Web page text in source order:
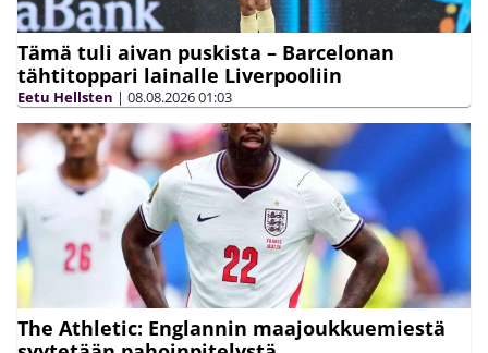
Tämä tuli aivan puskista – Barcelonan
tähtitoppari lainalle Liverpooliin
Eetu Hellsten | 08.08.202601:03
The Athletic: Englannin maajoukkuemiestä